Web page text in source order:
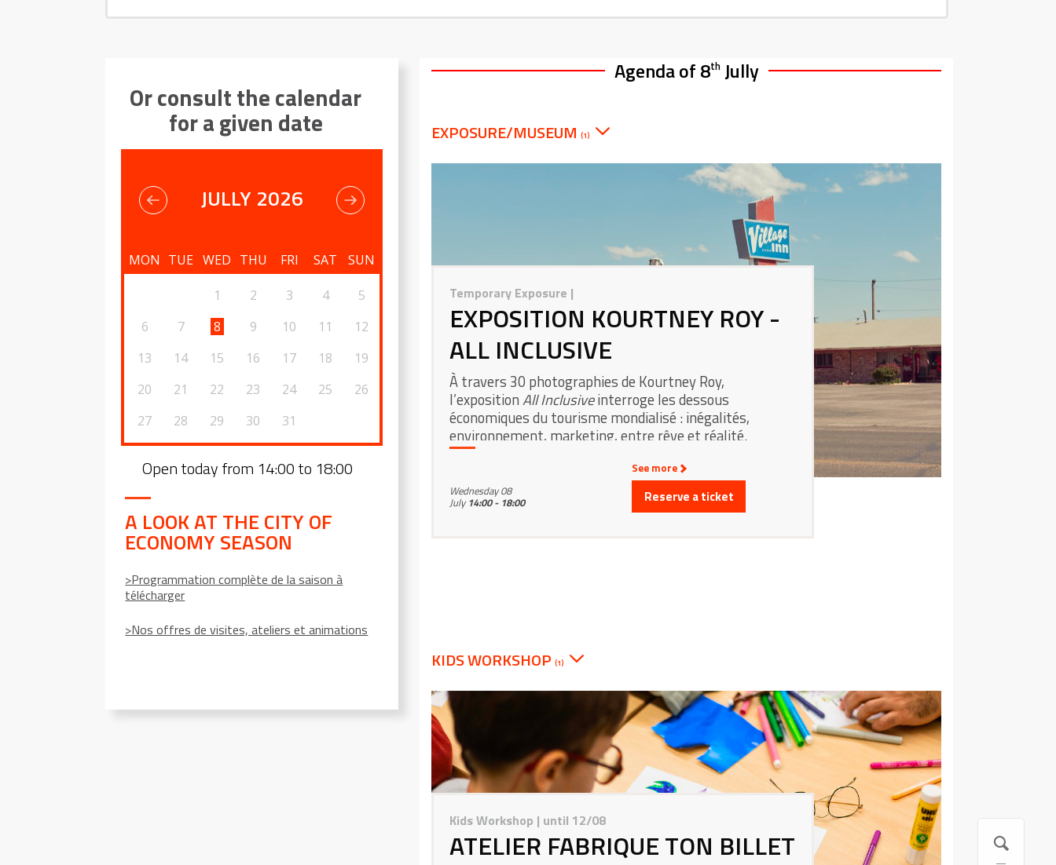
Or consult the calendar
for a given date
JULLY 2026
MON TUE WED THU FRI SAT SUN
1 2 3 4
5
6
7 8 9 10 11
12
13
14 15 16 17 18
19
20
21 22 23 24 25
26
27
28 29 30 31
Open today from 14:00 to 18:00
A LOOK AT THE CITY OF
ECONOMY SEASON
>Programmation complète de la saison à
télécharger
>Nos offres de visites, ateliers et animations
Agenda of 8thJully
EXPOSURE/MUSEUM(1)
Temporary Exposure |
EXPOSITION KOURTNEY ROY -
ALL INCLUSIVE
À travers 30 photographies de Kourtney Roy,
l’expositionAll Inclusiveinterroge les dessous
économiques du tourisme mondialisé : inégalités,
environnement, marketing, entre rêve et réalité.
Wednesday 08
July14:00 - 18:00
See more
Reserve a ticket
KIDS WORKSHOP(1)
Kids Workshop | until 12/08
ATELIER FABRIQUE TON BILLET